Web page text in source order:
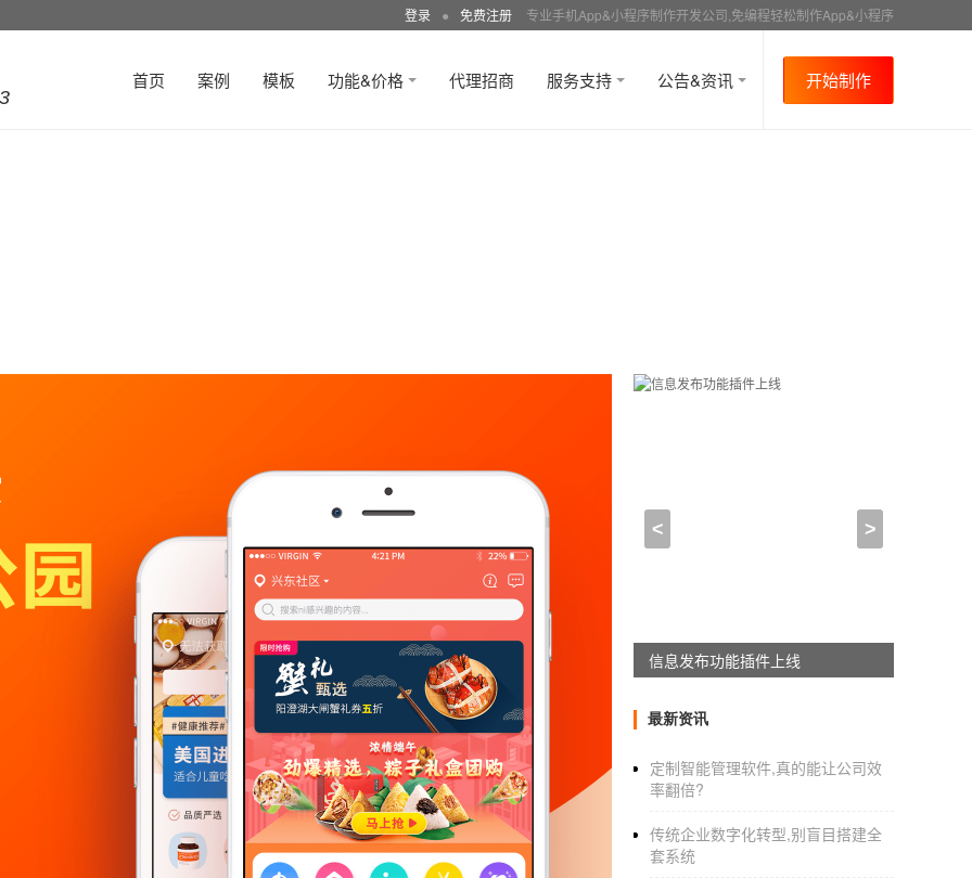
登录 ● 免费注册 专业手机App&小程序制作开发公司,免编程轻松制作App&小程序
首页 案例 模板 功能&价格 代理招商 服务支持 公告&资讯 开始制作
2021-12-11 09:00:00
每个公司的报价都不一样，有的甚至相差很大
而开发费用的总额可以通过这两个参数相乘
而一些影响工作量的因素自然成为影响
< >
信息发布功能插件上线
最新资讯
定制智能管理软件,真的能让公司效
率翻倍?
传统企业数字化转型,别盲目搭建全
套系统